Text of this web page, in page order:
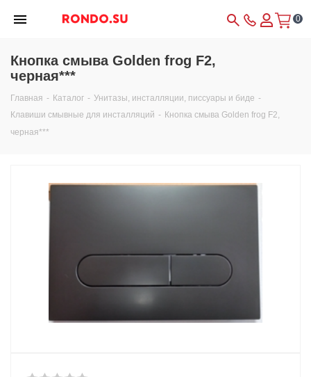
0
Кнопка смыва Golden frog F2,
черная***
Главная - Каталог - Унитазы, инсталляции, писсуары и биде -
Клавиши смывные для инсталляций - Кнопка смыва Golden frog F2,
черная***